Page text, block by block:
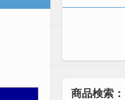
商品検索